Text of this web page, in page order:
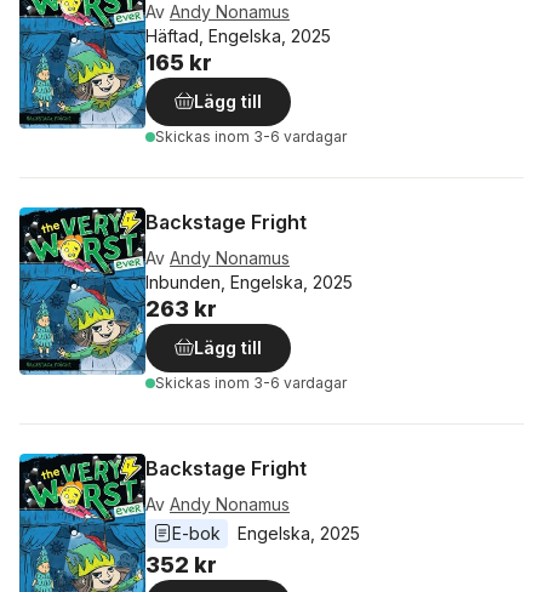
Av Andy Nonamus
Häftad, Engelska, 2025
165 kr
Lägg till
Skickas inom 3-6 vardagar
Backstage Fright
Av Andy Nonamus
Inbunden, Engelska, 2025
263 kr
Lägg till
Skickas inom 3-6 vardagar
Backstage Fright
Av Andy Nonamus
E-bok
Engelska 2025
352 kr